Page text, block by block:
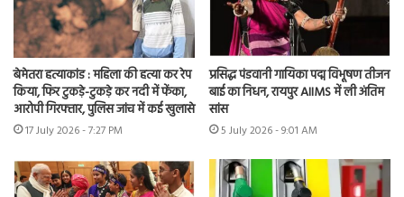
बेमेतरा हत्याकांड : महिला की हत्या कर रेप
किया, फिर टुकड़े-टुकड़े कर नदी में फेंका,
आरोपी गिरफ्तार, पुलिस जांच में कई खुलासे
17 July 2026 - 7:27 PM
प्रसिद्ध पंडवानी गायिका पद्म विभूषण तीजन
बाई का निधन, रायपुर AIIMS में ली अंतिम
सांस
5 July 2026 - 9:01 AM